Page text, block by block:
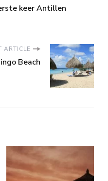
keer Antillen
ARTICLE
Beach